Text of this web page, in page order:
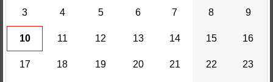
3 4 5 6 7 8 9
10 11 12 13 14 15 16
17 18 19 20 21 22 23